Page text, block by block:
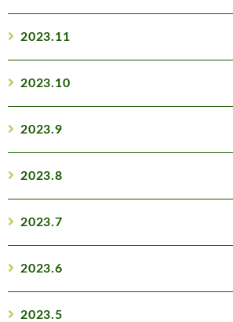
2023.11
2023.10
2023.9
2023.8
2023.7
2023.6
2023.5